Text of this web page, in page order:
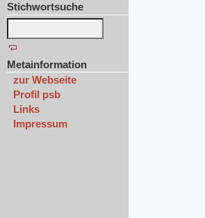
Stichwortsuche
Metainformation
zur Webseite
Profil psb
Links
Impressum